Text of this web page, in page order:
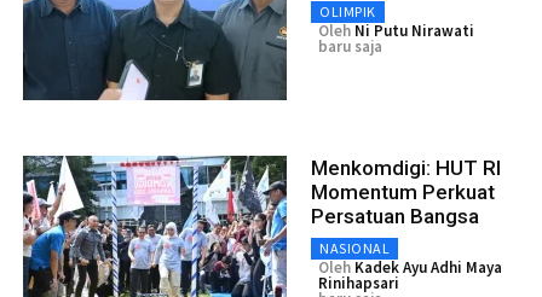
OLIMPIK
Oleh Ni Putu Nirawati
baru saja
Menkomdigi: HUT RI
Momentum Perkuat
Persatuan Bangsa
NASIONAL
Oleh Kadek Ayu Adhi Maya
Rinihapsari